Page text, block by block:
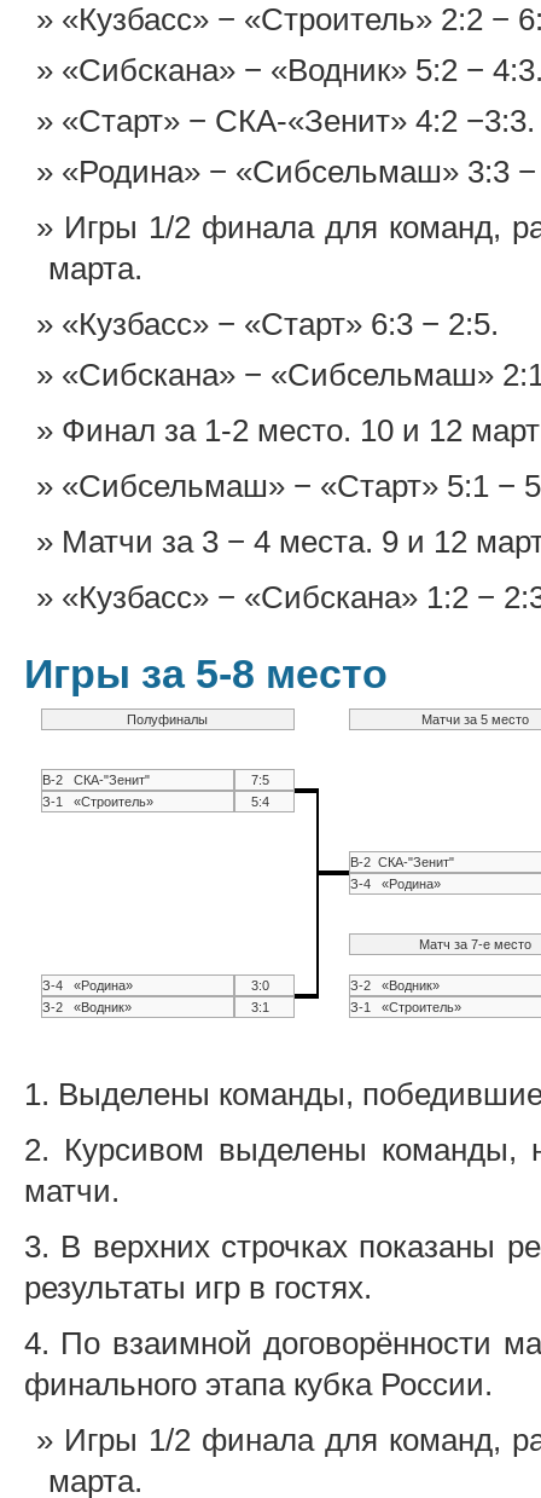
«Кузбасс» − «Строитель» 2:2 −
«Сибскана» − «Водник» 5:2 −
«Старт» − СКА-«Зенит» 4:2 −3:3.
«Родина» − «Сибсельмаш» 3:3 −
Игры 1/2 финала для команд,
марта.
«Кузбасс» − «Старт» 6:3 − 2:5.
«Сибскана» − «Сибсельмаш»
Финал за 1-2 место. 10 и 12
«Сибсельмаш» − «Старт» 5:1 −
Матчи за 3 − 4 места. 9 и 12
«Кузбасс» − «Сибскана» 1:2 −
Игры за 5-8 место
Полуфиналы Матчи за 5 место
В-2 СКА-"Зенит"
7:5
З-1 «Строитель»
5:4
В-2 СКА-"Зенит"
З-4 «Родина»
Матч за 7-е место
З-4 «Родина» 3:0
З-2 «Водник»
З-2 «Водник»
3:1 З-1 «Строитель»
1. Выделены команды,
2. Курсивом выделены команды,
матчи.
3. В верхних строчках показаны
результаты игр в гостях.
4. По взаимной договорённости
финального этапа кубка России.
Игры 1/2 финала для команд,
марта.